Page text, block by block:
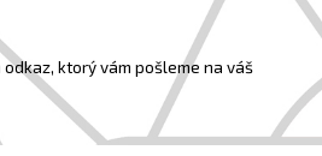
ktorý vám pošleme na váš